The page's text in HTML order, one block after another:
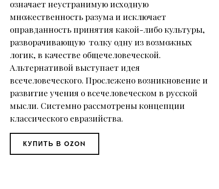
означает неустранимую исходную
множественность разума и исключает
оправданность принятия какой-либо культуры,
разворачивающую толку одну из возможных
логик, в качестве общечеловеческой.
Альтернативой выступает идея
всечеловеческого. Прослежено возникновение и
развитие учения о всечеловеческом в русской
мысли. Системно рассмотрены концепции
классического евразийства.
КУПИТЬ В OZON